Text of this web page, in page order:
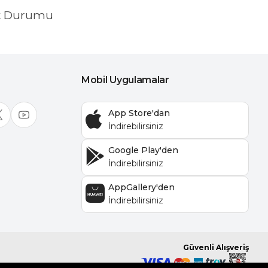
Durumu
Mobil Uygulamalar
App Store'dan
Google Play'den
AppGallery'den
Güvenli Alışveriş